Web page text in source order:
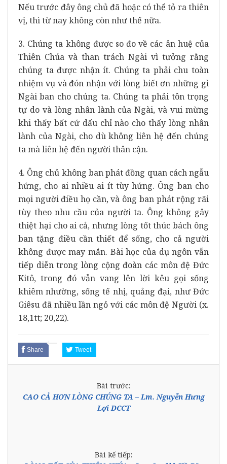
Nếu trước đây ông chủ đã hoặc có thể tỏ ra thiên
vị, thì từ nay không còn như thế nữa.
3. Chúng ta không được so đo về các ân huệ của
Thiên Chúa và than trách Ngài vì tưởng rằng
chúng ta được nhận ít. Chúng ta phải chu toàn
nhiệm vụ và đón nhận với lòng biết ơn những gì
Ngài ban cho chúng ta. Chúng ta phải tôn trọng
tự do và lòng nhân lành của Ngài, và vui mừng
khi thấy bất cứ dấu chỉ nào cho thấy lòng nhân
lành của Ngài, cho dù không liên hệ đến chúng
ta mà liên hệ đến người thân cận.
4. Ông chủ không ban phát đồng quan cách ngẫu
hứng, cho ai nhiều ai ít tùy hứng. Ông ban cho
mọi người điều họ cần, và ông ban phát rộng rãi
tùy theo nhu cầu của người ta. Ông không gây
thiệt hại cho ai cả, nhưng lòng tốt thúc bách ông
ban tặng điều cần thiết để sống, cho cả người
không được may mắn. Bài học của dụ ngôn vẫn
tiếp diễn trong lòng cộng đoàn các môn đệ Đức
Kitô, trong đó vẫn vang lên lời kêu gọi sống
khiêm nhường, sống tế nhị, quảng đại, như Đức
Giêsu đã nhiều lần ngỏ với các môn đệ Người (x.
18,1tt; 20,22).
Share Tweet
Bài trước:
CAO CẢ HƠN LÒNG CHÚNG TA – Lm. Nguyễn Hưng
Lợi DCCT
Bài kế tiếp: